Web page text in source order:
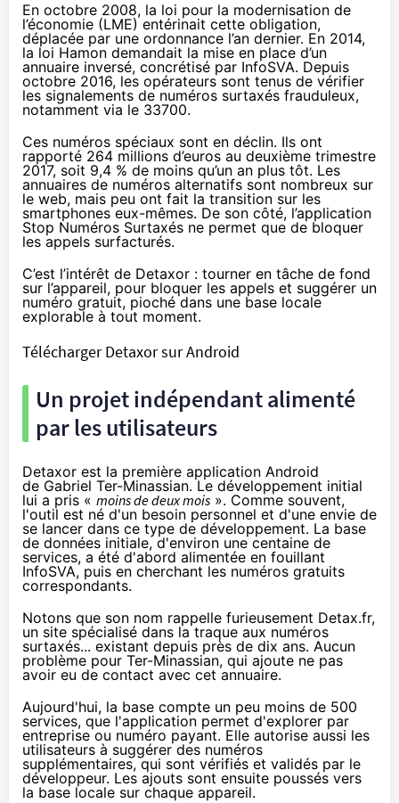
En octobre 2008, la loi pour la modernisation de
l’économie (LME) entérinait cette obligation,
déplacée par une ordonnance l’an dernier. En 2014,
la loi Hamon demandait la mise en place d’un
annuaire inversé, concrétisé par InfoSVA. Depuis
octobre 2016, les opérateurs sont tenus de vérifier
les signalements de numéros surtaxés frauduleux,
notamment via le 33700.
Ces numéros spéciaux sont en déclin. Ils ont
rapporté 264 millions d’euros au deuxième trimestre
2017, soit 9,4 % de moins qu’un an plus tôt. Les
annuaires de numéros alternatifs sont nombreux sur
le web, mais peu ont fait la transition sur les
smartphones eux-mêmes. De son côté, l’application
Stop Numéros Surtaxés ne permet que de bloquer
les appels surfacturés.
C’est l’intérêt de Detaxor : tourner en tâche de fond
sur l’appareil, pour bloquer les appels et suggérer un
numéro gratuit, pioché dans une base locale
explorable à tout moment.
Télécharger Detaxor sur Android
Un projet indépendant alimenté
par les utilisateurs
Detaxor est la première application Android
de Gabriel Ter-Minassian. Le développement initial
lui a pris « moins de deux mois ». Comme souvent,
l'outil est né d'un besoin personnel et d'une envie de
se lancer dans ce type de développement. La base
de données initiale, d'environ une centaine de
services, a été d'abord alimentée en fouillant
InfoSVA, puis en cherchant les numéros gratuits
correspondants.
Notons que son nom rappelle furieusement Detax.fr,
un site spécialisé dans la traque aux numéros
surtaxés... existant depuis près de dix ans. Aucun
problème pour Ter-Minassian, qui ajoute ne pas
avoir eu de contact avec cet annuaire.
Aujourd'hui, la base compte un peu moins de 500
services, que l'application permet d'explorer par
entreprise ou numéro payant. Elle autorise aussi les
utilisateurs à suggérer des numéros
supplémentaires, qui sont vérifiés et validés par le
développeur. Les ajouts sont ensuite poussés vers
la base locale sur chaque appareil.